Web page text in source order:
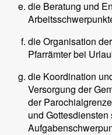
die Beratung und
die Organisation
Pfarrämter bei
die Koordination
Versorgung der
der
und